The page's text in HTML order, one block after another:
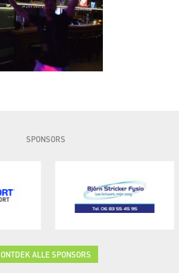
SPONSORS
ONTDEK ALLE SPONSORS